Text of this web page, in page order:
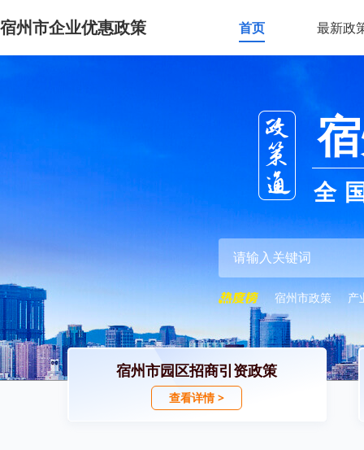
宿州市企业优惠政策 首页 最新政
全
宿州市政策 产
宿州市园区招商引资政策
查看详情 >